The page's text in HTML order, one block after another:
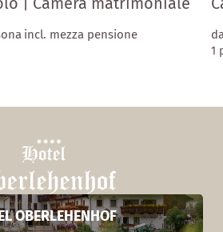
incl. mezza pensione
1
OBERLEHENHOF